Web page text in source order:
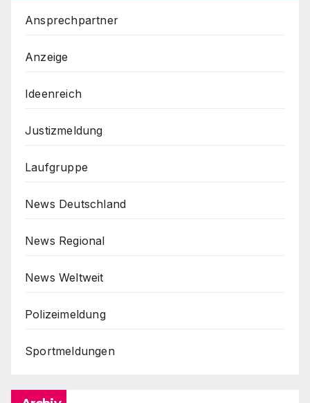
Ansprechpartner
Anzeige
Ideenreich
Justizmeldung
Laufgruppe
News Deutschland
News Regional
News Weltweit
Polizeimeldung
Sportmeldungen